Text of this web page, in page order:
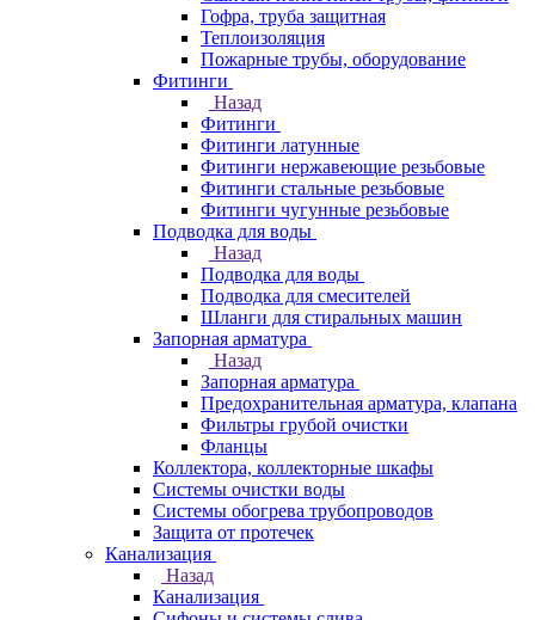
Гофра, труба защитная
Теплоизоляция
Пожарные трубы, оборудование
Фитинги
Назад
Фитинги
Фитинги латунные
Фитинги нержавеющие резьбовые
Фитинги стальные резьбовые
Фитинги чугунные резьбовые
Подводка для воды
Назад
Подводка для воды
Подводка для смесителей
Шланги для стиральных машин
Запорная арматура
Назад
Запорная арматура
Предохранительная арматура, клапана
Фильтры грубой очистки
Фланцы
Коллектора, коллекторные шкафы
Системы очистки воды
Системы обогрева трубопроводов
Защита от протечек
Канализация
Назад
Канализация